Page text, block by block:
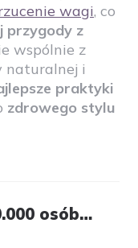
wagi, co
przygody z
wspólnie z
naturalnej i
praktyki
zdrowego stylu
osób…